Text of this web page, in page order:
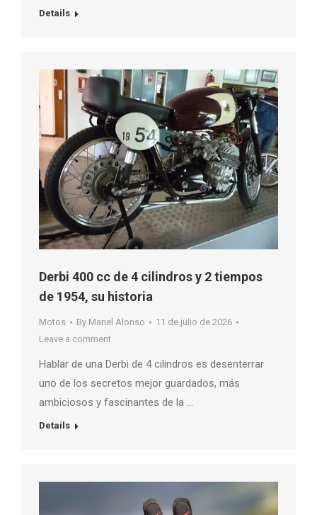
Details
Derbi 400 cc de 4 cilindros y 2 tiempos
de 1954, su historia
Motos By Manel Alonso
11 de julio de 2026
Leave a comment
Hablar de una Derbi de 4 cilindros es desenterrar
uno de los secretos mejor guardados, más
ambiciosos y fascinantes de la …
Details